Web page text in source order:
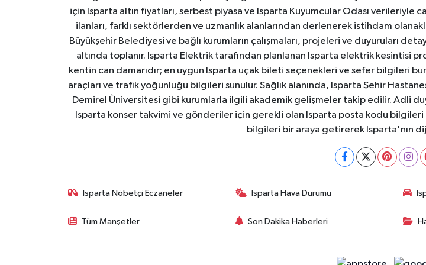
için Isparta altın fiyatları, serbest piyasa ve Isparta Kuyumcular Odası verileriyle
ilanları, farklı sektörlerden ve uzmanlık alanlarından derlenerek istihdam
Büyükşehir Belediyesi ve bağlı kurumların çalışmaları, projeleri ve duyuruları
altında toplanır. Isparta Elektrik tarafından planlanan Isparta elektrik kesintisi
kentin can damarıdır; en uygun Isparta uçak bileti seçenekleri ve sefer bilgileri
araçları ve trafik yoğunluğu bilgileri sunulur. Sağlık alanında, Isparta Şehir
Demirel Üniversitesi gibi kurumlarla ilgili akademik gelişmeler takip edilir. Adli
Isparta konser takvimi ve gönderiler için gerekli olan Isparta posta kodu
bilgileri bir araya getirerek Isparta'nın
Isparta Nöbetçi Eczaneler Isparta Hava Durumu
Tüm Manşetler Son Dakika Haberleri